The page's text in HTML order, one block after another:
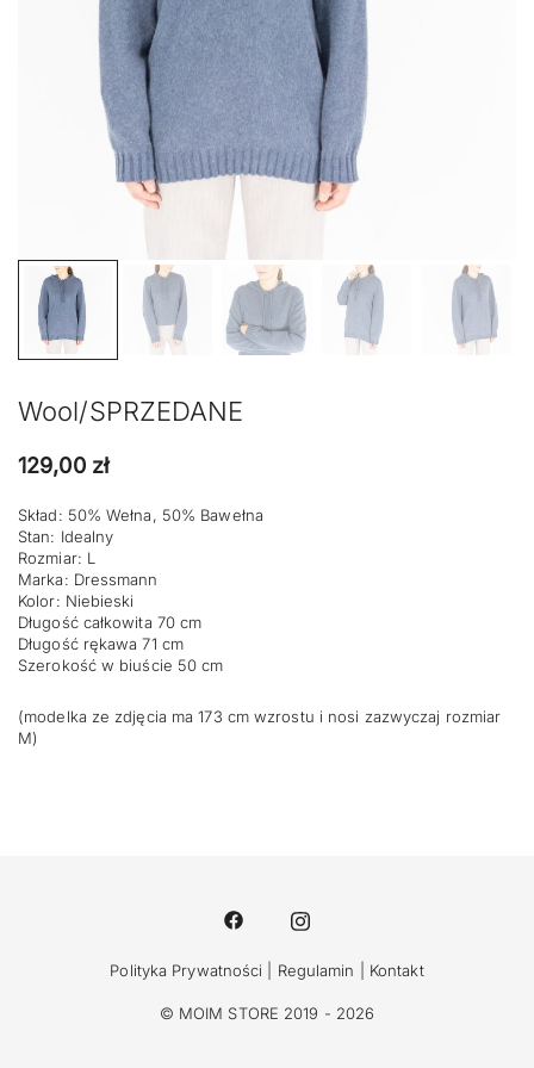
Wool/SPRZEDANE
129,00 zł
Skład: 50% Wełna, 50% Bawełna
Stan: Idealny
Rozmiar: L
Marka: Dressmann
Kolor: Niebieski
Długość całkowita 70 cm
Długość rękawa 71 cm
Szerokość w biuście 50 cm
(modelka ze zdjęcia ma 173 cm wzrostu i nosi zazwyczaj rozmiar
M)
Polityka Prywatności Regulamin Kontakt
© MOIM STORE 2019 - 2026